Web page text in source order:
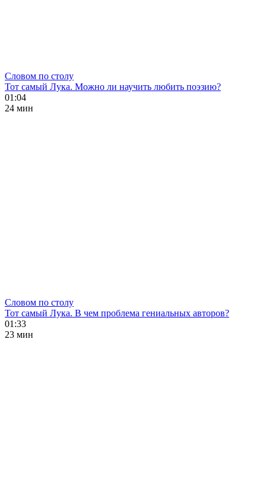
Словом по столу
Тот самый Лука. Можно ли научить любить поэзию?
01:04
24 мин
Словом по столу
Тот самый Лука. В чем проблема гениальных авторов?
01:33
23 мин